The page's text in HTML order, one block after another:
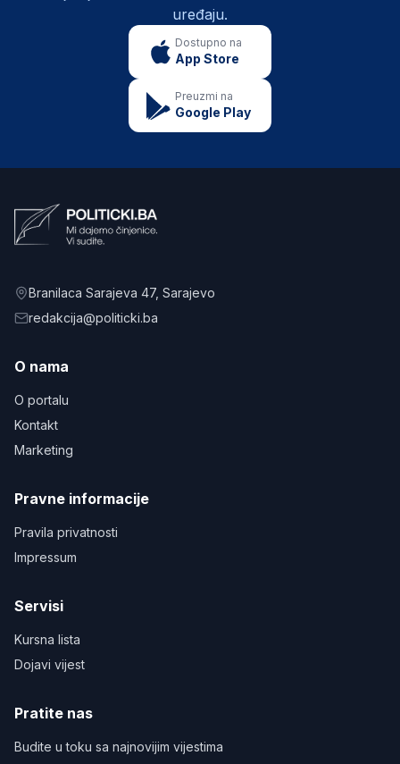
uređaju.
Dostupno na
App Store
Preuzmi na
Google Play
Branilaca Sarajeva 47, Sarajevo
redakcija@politicki.ba
O nama
O portalu
Kontakt
Marketing
Pravne informacije
Pravila privatnosti
Impressum
Servisi
Kursna lista
Dojavi vijest
Pratite nas
Budite u toku sa najnovijim vijestima